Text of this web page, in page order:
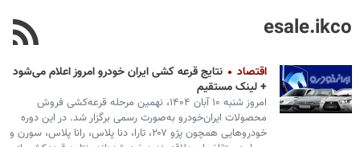
esale.ikco
اقتصاد
نتایج قرعه کشی ایران خودرو امروز اعلام می‌شود
+ لینک مستقیم
امروز شنبه ۱۰ آبان ۱۴۰۴، نهمین مرحله قرعه‌کشی فروش
محصولات ایران‌خودرو به‌صورت رسمی برگزار شد. در این دوره
خودروهایی همچون پژو ۲۰۷، تارا، دنا پلاس، رانا پلاس، سورن و